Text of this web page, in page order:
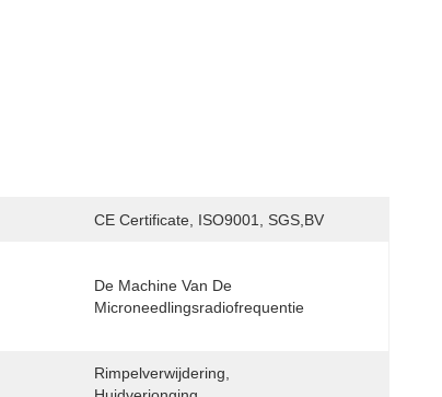
CE Certificate, ISO9001, SGS,BV
De Machine Van De
Microneedlingsradiofrequentie
Rimpelverwijdering,